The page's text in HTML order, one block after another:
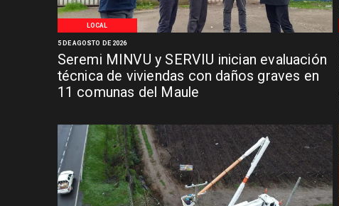
LOCAL
Seremi MINVU y SERVIU inician evaluación
técnica de viviendas con daños graves en
11 comunas del Maule
5 DE AGOSTO DE 2026